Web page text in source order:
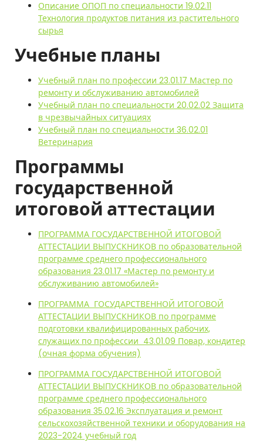
Описание ОПОП по специальности 19.02.11
Технология продуктов питания из растительного
сырья
Учебные планы
Учебный план по профессии 23.01.17 Мастер по
ремонту и обслуживанию автомобилей
Учебный план по специальности 20.02.02 Защита
в чрезвычайных ситуациях
Учебный план по специальности 36.02.01
Ветеринария
Программы
государственной
итоговой аттестации
ПРОГРАММА ГОСУДАРСТВЕННОЙ ИТОГОВОЙ
АТТЕСТАЦИИ ВЫПУСКНИКОВ по образовательной
программе среднего профессионального
образования 23.01.17 «Мастер по ремонту и
обслуживанию автомобилей»
ПРОГРАММА ГОСУДАРСТВЕННОЙ ИТОГОВОЙ
АТТЕСТАЦИИ ВЫПУСКНИКОВ по программе
подготовки квалифицированных рабочих,
служащих по профессии 43.01.09 Повар, кондитер
(очная форма обучения)
ПРОГРАММА ГОСУДАРСТВЕННОЙ ИТОГОВОЙ
АТТЕСТАЦИИ ВЫПУСКНИКОВ по образовательной
программе среднего профессионального
образования 35.02.16 Эксплуатация и ремонт
сельскохозяйственной техники и оборудования на
2023-2024 учебный год